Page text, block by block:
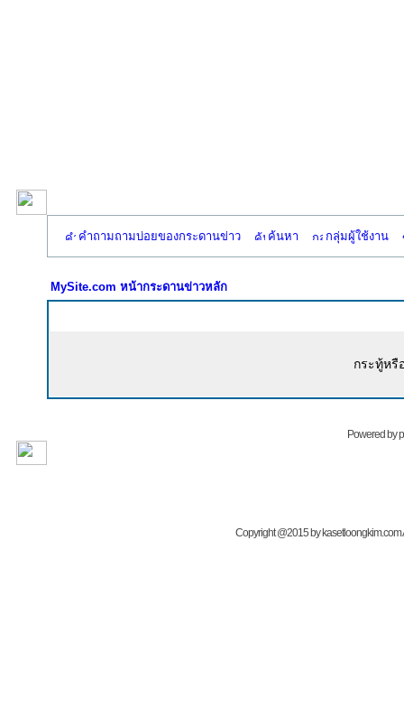
คำถามถามบ่อยของกระดานข่าว ค้นหา กลุ่มผู้ใช้งาน
MySite.com หน้ากระดานข่าวหลัก
กระทู้หรื
Powered by
Copyright @2015 by kasetloongkim.com